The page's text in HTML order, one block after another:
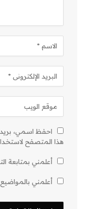
احفظ اسمي، بريدي
هذا المتصفح
أعلمني بمتابعة
أعلمني بالمواضيع